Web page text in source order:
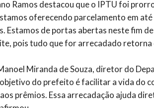
Ramos destacou que o IPTU foi
oferecendo parcelamento em até
Estamos de portas abertas neste fim
pois tudo que for arrecadado retorna
Miranda de Souza, diretor do
do prefeito é facilitar a vida do
prêmios. Essa arrecadação ajuda